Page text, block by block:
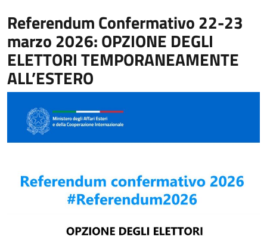
Referendum Confermativo 22-23
marzo 2026: OPZIONE DEGLI
ELETTORI TEMPORANEAMENTE
ALL’ESTERO